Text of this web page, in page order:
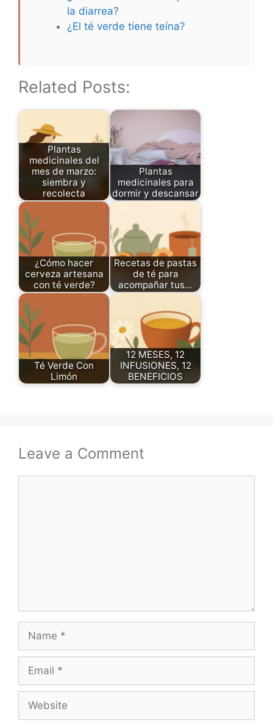
la diarrea?
¿El té verde tiene teína?
Related Posts:
Plantas
medicinales del
mes de marzo:
siembra y
recolecta
Plantas
medicinales para
dormir y descansar
¿Cómo hacer
cerveza artesana
con té verde?
Recetas de pastas
de té para
acompañar tus…
Té Verde Con
Limón
12 MESES, 12
INFUSIONES, 12
BENEFICIOS
Leave a Comment